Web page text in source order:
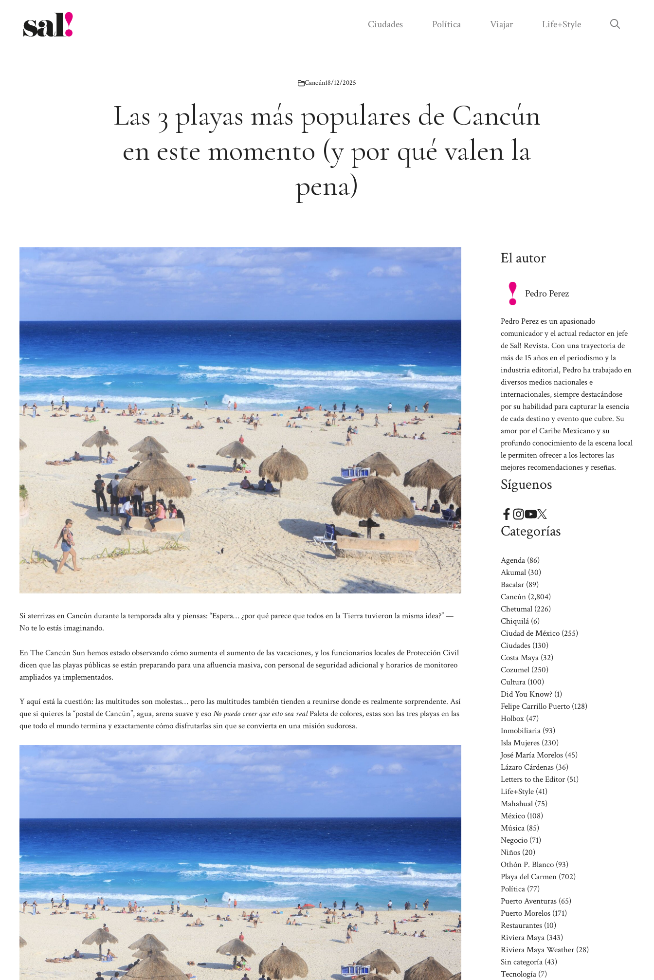
contenido
Ciudades Política Viajar Life+Style
Cancún18/12/2025
Las 3 playas más populares de Cancún
en este momento (y por qué valen la
pena)
Si aterrizas en Cancún durante la temporada alta y piensas: “Espera… ¿por qué parece que todos en la Tierra tuvieron la misma idea?” —
No te lo estás imaginando.
En The Cancún Sun hemos estado observando cómo aumenta el aumento de las vacaciones, y los funcionarios locales de Protección Civil
dicen que las playas públicas se están preparando para una afluencia masiva, con personal de seguridad adicional y horarios de monitoreo
ampliados ya implementados.
Y aquí está la cuestión: las multitudes son molestas… pero las multitudes también tienden a reunirse donde es realmente sorprendente. Así
que si quieres la “postal de Cancún”, agua, arena suave y esoNo puedo creer que esto sea realPaleta de colores, estas son las tres playas en las
que todo el mundo termina y exactamente cómo disfrutarlas sin que se convierta en una misión sudorosa.
El autor
Pedro Perez
Pedro Perez es un apasionado
comunicador y el actual redactor en jefe
de Sal! Revista. Con una trayectoria de
más de 15 años en el periodismo y la
industria editorial, Pedro ha trabajado en
diversos medios nacionales e
internacionales, siempre destacándose
por su habilidad para capturar la esencia
de cada destino y evento que cubre. Su
amor por el Caribe Mexicano y su
profundo conocimiento de la escena local
le permiten ofrecer a los lectores las
mejores recomendaciones y reseñas.
Síguenos
Categorías
Agenda (86)
Akumal (30)
Bacalar (89)
Cancún (2,804)
Chetumal (226)
Chiquilá (6)
Ciudad de México (255)
Ciudades (130)
Costa Maya (32)
Cozumel (250)
Cultura (100)
Did You Know? (1)
Felipe Carrillo Puerto (128)
Holbox (47)
Inmobiliaria (93)
Isla Mujeres (230)
José María Morelos (45)
Lázaro Cárdenas (36)
Letters to the Editor (51)
Life+Style (41)
Mahahual (75)
México (108)
Música (85)
Negocio (71)
Niños (20)
Othón P. Blanco (93)
Playa del Carmen (702)
Política (77)
Puerto Aventuras (65)
Puerto Morelos (171)
Restaurantes (10)
Riviera Maya (343)
Riviera Maya Weather (28)
Sin categoría (43)
Tecnología (7)